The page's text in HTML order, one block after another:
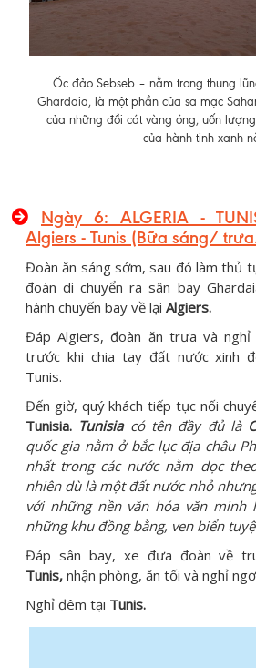
Ốc đảo Sebseb – nằm trong thung
Ghardaia, là một phần của sa mạc
của những đồi cát vàng óng, uốn
của hành tinh xanh
Ngày 6: ALGERIA -
Algiers - Tunis (Bữa sáng/
Đoàn ăn sáng sớm, sau đó làm thủ
đoàn di chuyển ra sân bay
hành chuyến bay về lại Algiers.
Đáp Algiers, đoàn ăn trưa và
trước khi chia tay đất nước xinh
Tunis.
Đến giờ, quý khách tiếp tục nối
Tunisia. Tunisiacó tên đầy đủ là
quốc gia nằm ở bắc lục địa châu
nhất trong các nước nằm dọc
nhiên dù là một đất nước nhỏ
với những nền văn hóa văn minh
những khu đồng bằng, ven biển
Đáp sân bay, xe đưa đoàn về
Tunis, nhận phòng, ăn tối và nghỉ
Nghỉ đêm tại Tunis.